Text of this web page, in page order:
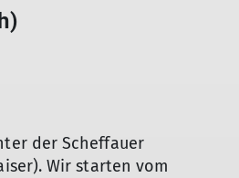
der Scheffauer
Wir starten vom